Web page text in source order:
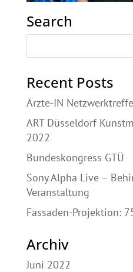
Search
Recent Posts
Ärzte-IN
ART Düsseldorf
2022
Bundeskongress GTÜ
Sony Alpha Live –
Veranstaltung
Fassaden-Projektion:
Archiv
Juni 2022